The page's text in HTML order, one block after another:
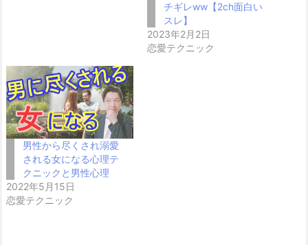
チギレww【2ch面白い
スレ】
2023年2月2日
恋愛テクニック
男性から尽くされ溺愛
される女になる心理テ
クニックと男性心理
2022年5月15日
恋愛テクニック